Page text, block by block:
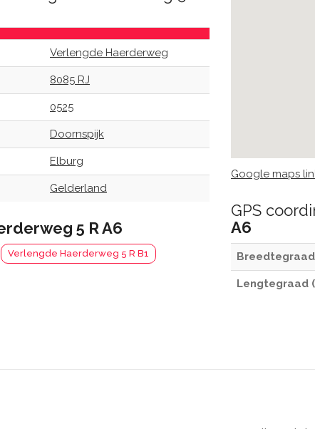
Verlengde Haerderweg
8085 RJ
0525
Doornspijk
Elburg
Gelderland
5 R A6
Verlengde Haerderweg 5 R B1
Google maps
GPS
A6
Lengtegraad